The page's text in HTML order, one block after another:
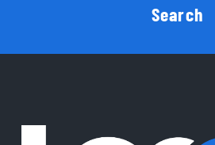
Search